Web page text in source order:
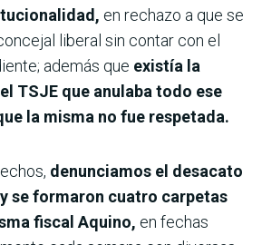
en rechazo a que se
liberal sin contar con el
además que existía la
TSJE que anulaba todo ese
la misma no fue respetada.
denunciamos el desacato
se formaron cuatro carpetas
fiscal Aquino, en fechas